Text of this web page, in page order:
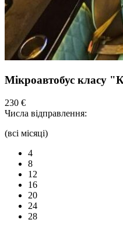
Мікроавтобус класу
230 €
Числа відправлення:
(всі місяці)
4
8
12
16
20
24
28